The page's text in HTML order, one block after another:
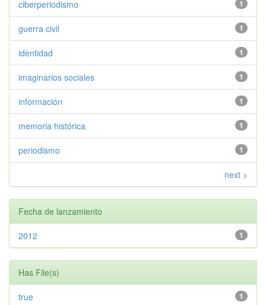
1
ciberperiodismo
1
guerra civil
1
identidad
1
imaginarios sociales
1
información
1
memoria histórica
1
periodismo
next >
Fecha de lanzamiento
1
2012
Has File(s)
1
true